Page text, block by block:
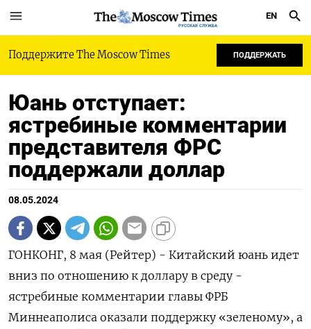
РУССКАЯ СЛУЖБА
EN
Поддержите The Moscow Times ПОДДЕРЖАТЬ
Юань отступает:
ястребиные комментарии
представителя ФРС
поддержали доллар
08.05.2024
ГОНКОНГ, 8 мая (Рейтер) - Китайский юань идет
вниз по отношению к доллару в среду -
ястребиные комментарии главы ФРБ
Миннеаполиса оказали поддержку «зеленому», а